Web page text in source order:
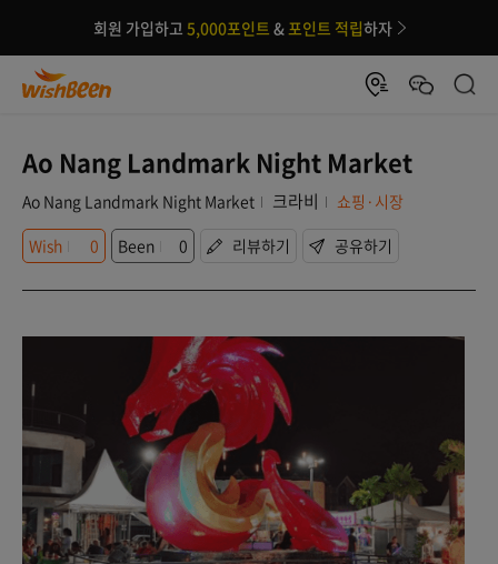
회원 가입하고 5,000포인트 &포인트 적립하자
Ao Nang Landmark Night Market
Ao Nang Landmark Night Market 크라비
쇼핑·시장
Wish
0 Been 0 리뷰하기 공유하기